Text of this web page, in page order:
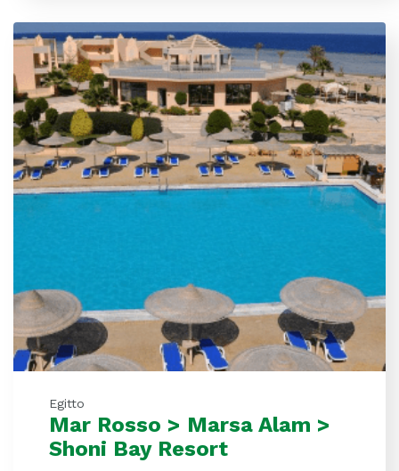
Egitto
Mar Rosso > Marsa Alam >
Shoni Bay Resort